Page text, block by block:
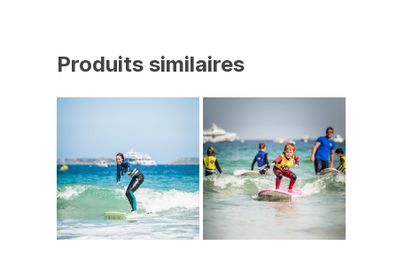
Produits similaires